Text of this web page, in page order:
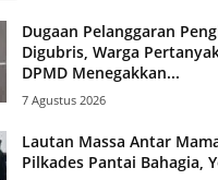
Dugaan Pelanggaran
Digubris, Warga
DPMD Menegakkan...
7 Agustus 2026
Lautan Massa Antar
Pilkades Pantai Bahagia,